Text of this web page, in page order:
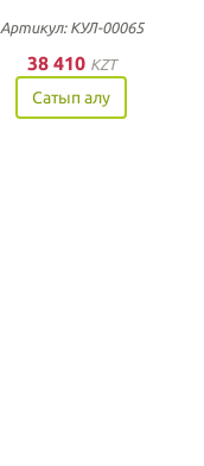
Артикул: КУЛ-00065
38 410 KZT
Сатып алу